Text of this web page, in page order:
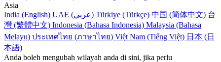
Asia
India (English)
UAE (عربي) Türkiye (Türkçe) 中国 (简体中文) 台
灣 (繁體中文) Indonesia (Bahasa Indonesia) Malaysia (Bahasa
Melayu) ประเทศไทย (ภาษาไทย) Việt Nam (Tiếng Việt) 日本 (日
本語)
Anda boleh mengubah wilayah anda di sini, jika perlu